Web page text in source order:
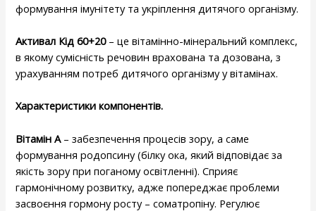
формування імунітету та укріплення дитячого організму.
Активал Кід 60+20 – це вітамінно-мінеральний комплекс,
в якому сумісність речовин врахована та дозована, з
урахуванням потреб дитячого організму у вітамінах.
Характеристики компонентів.
Вітамін А– забезпечення процесів зору, а саме
формування родопсину (білку ока, який відповідає за
якість зору при поганому освітленні). Сприяє
гармонічному розвитку, адже попереджає проблеми
засвоєння гормону росту – соматропіну. Регулює